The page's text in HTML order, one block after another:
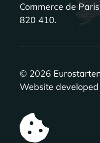
Commerce de
820 410.
© 2026
Website